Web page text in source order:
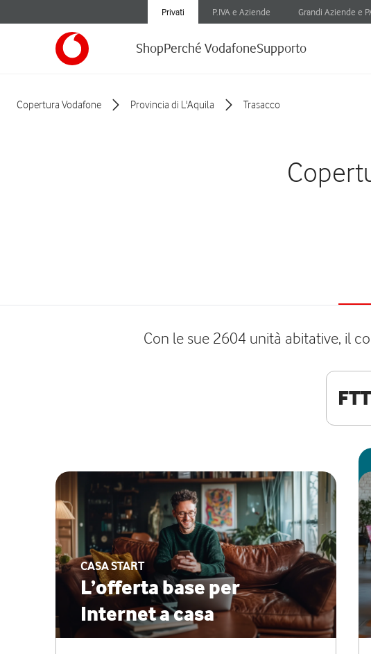
Privati P.IVA e Aziende Grandi Aziende e
ShopPerché VodafoneSupporto
Copertura Vodafone Provincia di L'Aquila Trasacco
Con le sue 2604 unità abitative, il
CASA START
L’offerta base per
Internet a casa